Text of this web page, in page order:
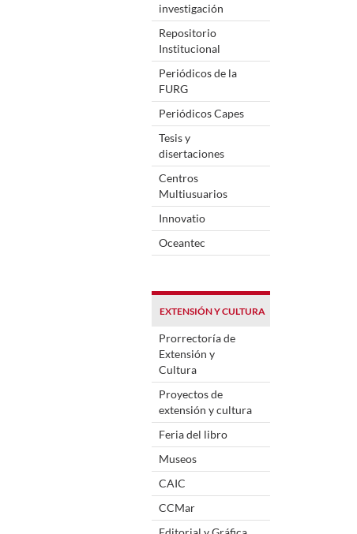
investigación
Repositorio
Institucional
Periódicos de la
FURG
Periódicos Capes
Tesis y
disertaciones
Centros
Multiusuarios
Innovatio
Oceantec
EXTENSIÓN Y CULTURA
Prorrectoría de
Extensión y
Cultura
Proyectos de
extensión y cultura
Feria del libro
Museos
CAIC
CCMar